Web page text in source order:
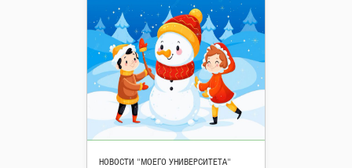
НОВОСТИ "МОЕГО УНИВЕРСИТЕТА"